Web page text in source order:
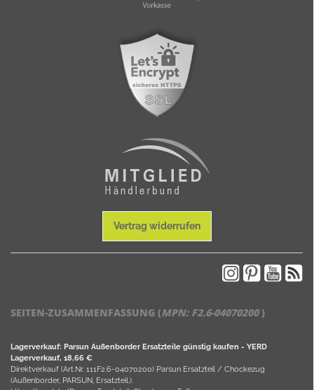
Vertrag widerrufen
SEITEN-ZUSAMMENFASSUNG (MPN: F2.6-04070200)
Lagerverkauf: Parsun Außenborder Ersatzteile günstig kaufen - YERD
Lagerverkauf, 18,66 €
Direktverkauf (Art.Nr. 111F2.6-04070200) Parsun Ersatzteil / Chockezug
(Außenborder, PARSUN, Ersatzteil,).